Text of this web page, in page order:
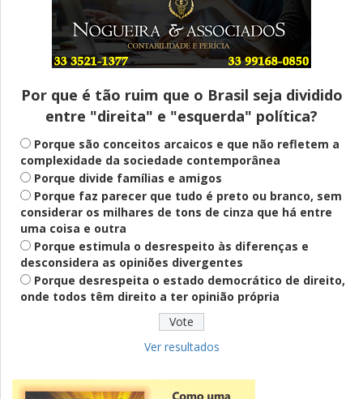
Entenda
Pix Pensão Alimentícia: entenda o que é
e como solicitar
Saúde Mental
Plataforma oferece escuta em saúde
mental para jovens no SUS Digital
Definido
PT lança Patrus Ananias como candidato
ao governo de Minas Gerais
Fies: pré-selecionados têm até terça
para complementar informações
Por que é tão ruim que o Brasil seja dividido
entre "direita" e "esquerda" política?
Porque são conceitos arcaicos e que não refletem a
complexidade da sociedade contemporânea
Porque divide famílias e amigos
Porque faz parecer que tudo é preto ou branco, sem
considerar os milhares de tons de cinza que há entre
uma coisa e outra
Porque estimula o desrespeito às diferenças e
desconsidera as opiniões divergentes
Porque desrespeita o estado democrático de direito,
onde todos têm direito a ter opinião própria
Ver resultados